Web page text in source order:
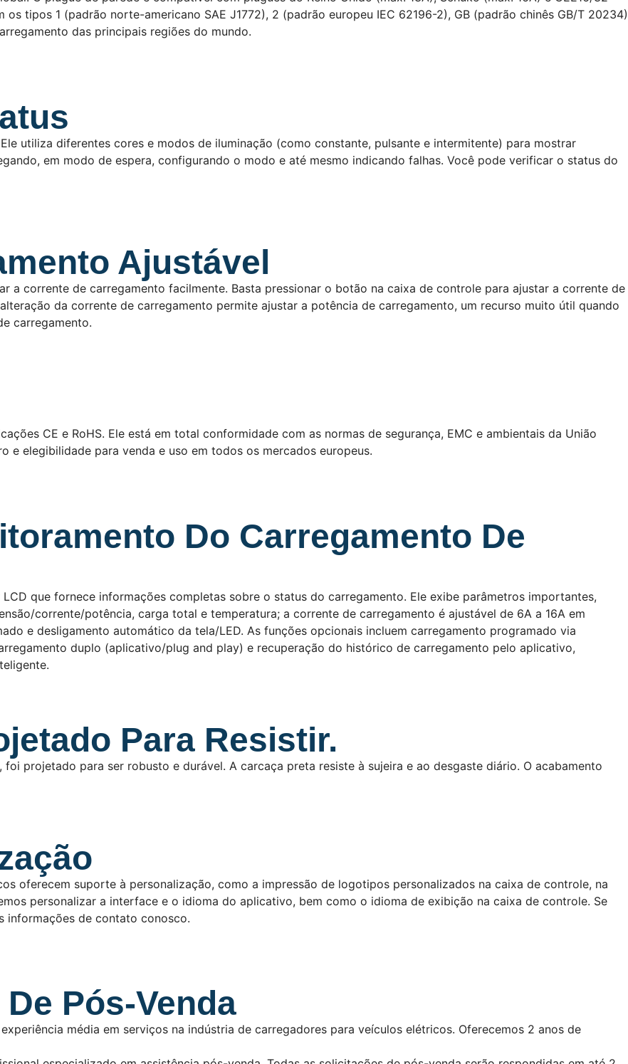
tipos 1 (padrão norte-americano SAE J1772), 2 (padrão europeu IEC 62196-2), GB (padrão chinês GB/T 20234)
das principais regiões do mundo.
utiliza diferentes cores e modos de iluminação (como constante, pulsante e intermitente) para mostrar
em modo de espera, configurando o modo e até mesmo indicando falhas. Você pode verificar o status do
Ajustável
a corrente de carregamento facilmente. Basta pressionar o botão na caixa de controle para ajustar a corrente de
da corrente de carregamento permite ajustar a potência de carregamento, um recurso muito útil quando
carregamento.
CE e RoHS. Ele está em total conformidade com as normas de segurança, EMC e ambientais da União
e elegibilidade para venda e uso em todos os mercados europeus.
Do Carregamento De
que fornece informações completas sobre o status do carregamento. Ele exibe parâmetros importantes,
corrente/potência, carga total e temperatura; a corrente de carregamento é ajustável de 6A a 16A em
e desligamento automático da tela/LED. As funções opcionais incluem carregamento programado via
duplo (aplicativo/plug and play) e recuperação do histórico de carregamento pelo aplicativo,
Para Resistir.
projetado para ser robusto e durável. A carcaça preta resiste à sujeira e ao desgaste diário. O acabamento
oferecem suporte à personalização, como a impressão de logotipos personalizados na caixa de controle, na
personalizar a interface e o idioma do aplicativo, bem como o idioma de exibição na caixa de controle. Se
informações de contato conosco.
Pós-Venda
média em serviços na indústria de carregadores para veículos elétricos. Oferecemos 2 anos de